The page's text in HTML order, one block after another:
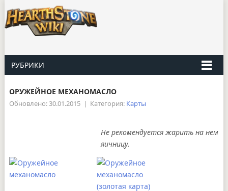
РУБРИКИ
ОРУЖЕЙНОЕ МЕХАНОМАСЛО
Обновлено: 30.01.2015 | Категория: Карты
Не рекомендуется жарить на нем
яичницу.